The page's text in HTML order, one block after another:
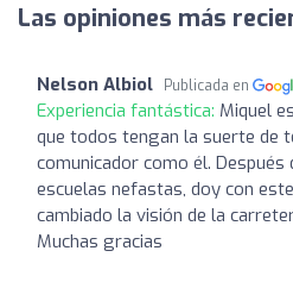
Las opiniones más
Nelson Albiol Publicada en
Experiencia fantástica: Miquel
que todos tengan la suerte de
comunicador como él.
escuelas nefastas, doy con
cambiado la visión de la
Muchas gracias